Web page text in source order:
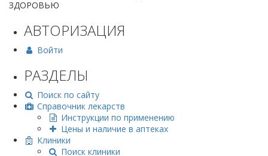
ЗДОРОВЬЮ
АВТОРИЗАЦИЯ
Войти
РАЗДЕЛЫ
Поиск по сайту
Справочник лекарств
Инструкции по применению
Цены и наличие в аптеках
Клиники
Поиск клиники